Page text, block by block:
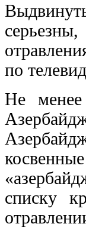
по
Не менее
списку